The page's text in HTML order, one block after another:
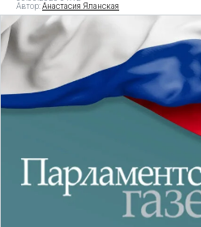
Автор:Анастасия Яланская